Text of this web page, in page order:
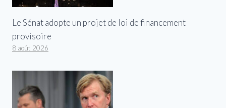
Le Sénat adopte un projet de loi de financement
provisoire
8 août 2026